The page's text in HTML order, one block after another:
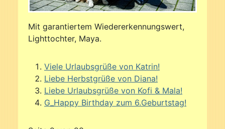
Mit garantiertem Wiedererkennungswert,
Lighttochter, Maya.
Viele Urlaubsgrüße von Katrin!
Liebe Herbstgrüße von Diana!
Liebe Urlaubsgrüße von Kofi & Mala!
G_Happy Birthday zum 6.Geburtstag!